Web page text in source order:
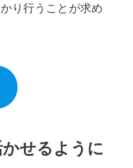
り行うことが求め
せるように